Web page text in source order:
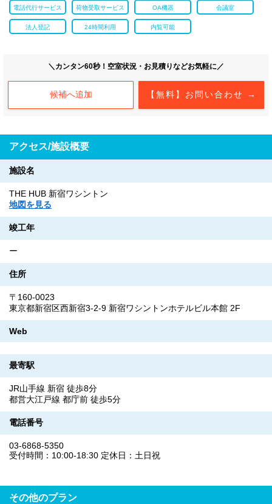
電話代行サービス 荷物受取サービス OA機器 会議室
法人登記 24時間利用 内覧可能
＼カンタン60秒！空室状況・お見積りなどお気軽に／
【無料】お問い合わせ →
候補へ追加
アクセス/施設概要
施設名
THE HUB 新宿ワシントン
地図を見る
竣工年
ー
住所
〒160-0023
東京都新宿区西新宿3-2-9 新宿ワシントンホテルビル本館 2F
Web
最寄駅
JR山手線 新宿 徒歩8分
都営大江戸線 都庁前 徒歩5分
電話番号
03-6868-5350
受付時間：10:00-18:30 定休日：土日祝
その他のプラン